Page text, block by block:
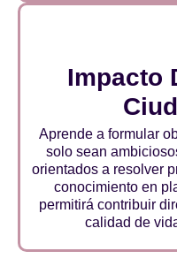
Impacto
Aprende a formular
solo sean
orientados a resolver
conocimiento en
permitirá contribuir
calidad de